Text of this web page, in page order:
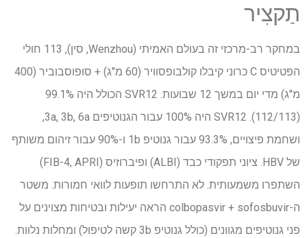
תַקצִיר
במחקר רב-מרכזי זה בעולם האמיתי (Wenzhou, סין), 113 חולי
הפטיטיס C כרוני קיבלו קולבופסוויר (60 מ"ג) + סופוסבוביר (400
מ"ג) מדי יום במשך 12 שבועות. SVR12 הכולל היה 99.1%
(112/113). SVR12 היה 100% עבור הגנוטיפים 3a, 3b, 6a,
ושחמת פיצויים, 93.3% עבור גנוטיפ 1b ו-90% עבור זיהום משותף
של HBV. ציוני תפקודי כבד (ALBI) ופיברוזיס (FIB-4, APRI)
השתפרו משמעותית. לא התרחשו תופעות לוואי חמורות. משטר
ה-colbopasvir + sofosbuvir הראה יעילות ובטיחות מצוינים על
פני גנוטיפים מגוונים (כולל גנוטיפ 3b קשה לטיפול) ומחלות נלוות.